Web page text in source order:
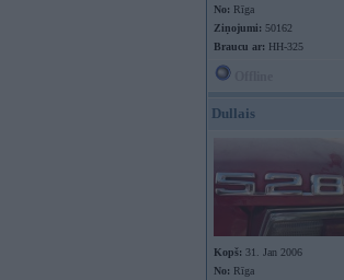
No: Rīga
Ziņojumi: 50162
Braucu ar: HH-325
Dullais
Kopš: 31. Jan 2006
No: Rīga